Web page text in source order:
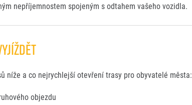
nepříjemnostem spojeným s odtahem vašeho vozidla.
níže a co nejrychlejší otevření trasy pro obyvatelé města:
objezdu